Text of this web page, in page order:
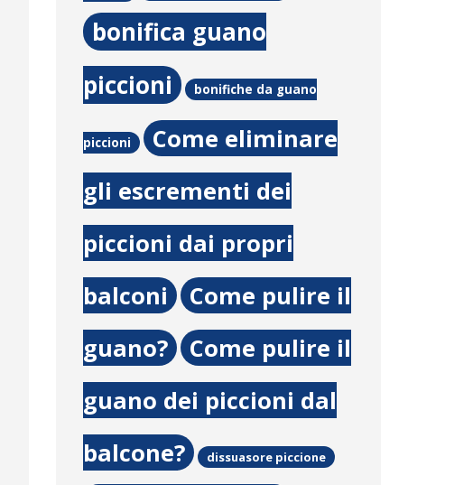
bonifica guano
piccioni
bonifiche da guano
piccioni
Come eliminare
gli escrementi dei
piccioni dai propri
balconi
Come pulire il
guano?
Come pulire il
guano dei piccioni dal
balcone?
dissuasore piccione